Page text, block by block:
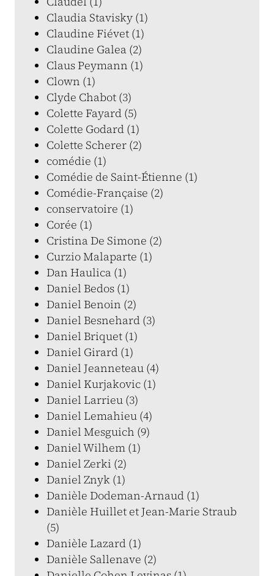
Claudia Stavisky (1)
Claudine Fiévet (1)
Claudine Galea (2)
Claus Peymann (1)
Clown (1)
Clyde Chabot (3)
Colette Fayard (5)
Colette Godard (1)
Colette Scherer (2)
comédie (1)
Comédie de Saint-Étienne (1)
Comédie-Française (2)
conservatoire (1)
Corée (1)
Cristina De Simone (2)
Curzio Malaparte (1)
Dan Haulica (1)
Daniel Bedos (1)
Daniel Benoin (2)
Daniel Besnehard (3)
Daniel Briquet (1)
Daniel Girard (1)
Daniel Jeanneteau (4)
Daniel Kurjakovic (1)
Daniel Larrieu (3)
Daniel Lemahieu (4)
Daniel Mesguich (9)
Daniel Wilhem (1)
Daniel Zerki (2)
Daniel Znyk (1)
Danièle Dodeman-Arnaud (1)
Danièle Huillet et Jean-Marie Straub
(5)
Danièle Lazard (1)
Danièle Sallenave (2)